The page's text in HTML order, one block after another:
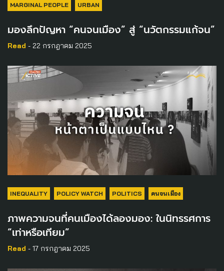
MARGINAL PEOPLE URBAN
มองลึกปัญหา “คนจนเมือง” สู่ “นวัตกรรมแก้จน”
Read - 22 กรกฎาคม 2025
INEQUALITY POLICY WATCH POLITICS คนจนเมือง
ภาพความจนที่คนเมืองได้ลองมอง: ในนิทรรศการ
“เท่าหรือเทียม”
Read - 17 กรกฎาคม 2025